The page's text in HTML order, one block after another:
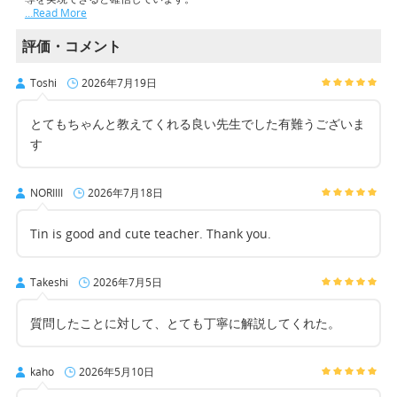
…Read More
評価・コメント
Toshi 2026年7月19日
とてもちゃんと教えてくれる良い先生でした有難うございま
す
NORIIII 2026年7月18日
Tin is good and cute teacher. Thank you.
Takeshi 2026年7月5日
質問したことに対して、とても丁寧に解説してくれた。
kaho 2026年5月10日